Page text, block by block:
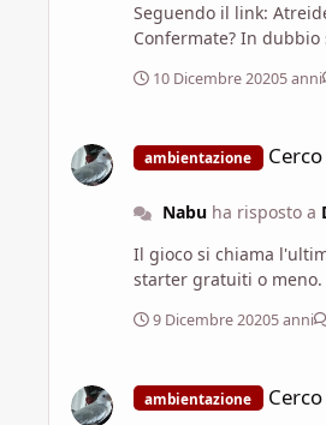
Seguendo il link: Atreides Collectors Edition Corebook (green book) Harkonnen Collector's Edition Corebook (red book) Corrino Collector's Edition Corebook (purple book)
10 Dicembre 20205 anni
ambientazione
Nabuha risposto a
Il gioco si chiama l'ultima bomba, é della serpentarium. Se ti
starter gratuiti o meno.
9 Dicembre 20205 anni
ambientazione